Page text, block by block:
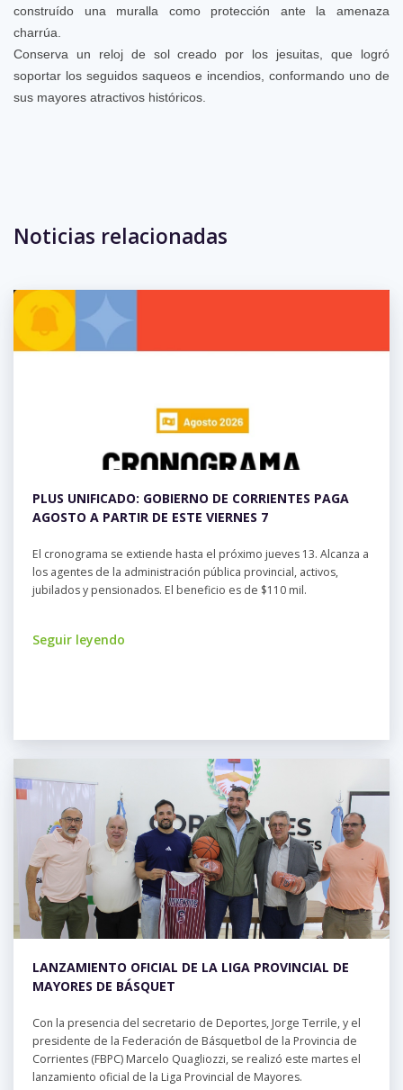
construído una muralla como protección ante la amenaza
charrúa.
Conserva un reloj de sol creado por los jesuitas, que logró
soportar los seguidos saqueos e incendios, conformando uno de
sus mayores atractivos históricos.
Noticias relacionadas
PLUS UNIFICADO: GOBIERNO DE CORRIENTES PAGA
AGOSTO A PARTIR DE ESTE VIERNES 7
El cronograma se extiende hasta el próximo jueves 13. Alcanza a
los agentes de la administración pública provincial, activos,
jubilados y pensionados. El beneficio es de $110 mil.
Seguir leyendo
LANZAMIENTO OFICIAL DE LA LIGA PROVINCIAL DE
MAYORES DE BÁSQUET
Con la presencia del secretario de Deportes, Jorge Terrile, y el
presidente de la Federación de Básquetbol de la Provincia de
Corrientes (FBPC) Marcelo Quagliozzi, se realizó este martes el
lanzamiento oficial de la Liga Provincial de Mayores.